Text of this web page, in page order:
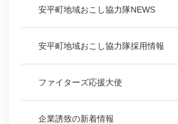
安平町地域おこし協力隊NEWS
安平町地域おこし協力隊採用情報
ファイターズ応援大使
企業誘致の新着情報